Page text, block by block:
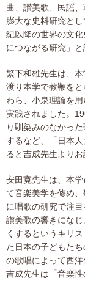
曲、讃美歌、民謡
膨大な史料研究と
紀以降の世界の文
につながる研究」と
繁下和雄先生は、
渡り本学で教鞭を
わら、小泉理論を
実践されました。
り馴染みのなかっ
するなど、「日本
ると吉成先生よりお
安田寛先生は、本
て音楽美学を修め
に唱歌の研究で注
讃美歌の響きにな
くするというキリ
た日本の子どもた
の歌唱によって西洋
吉成先生は「音楽